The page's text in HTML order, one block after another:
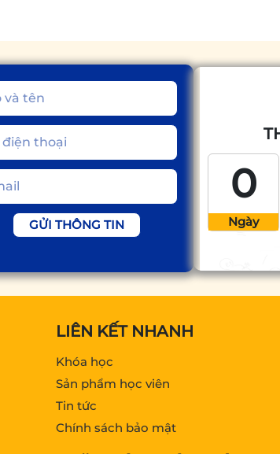
GỬI THÔNG TIN
0
Ngày
LIÊN KẾT NHANH
Khóa học
Sản phẩm học viên
Tin tức
Chính sách bảo mật